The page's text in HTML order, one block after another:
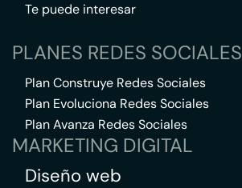
Te puede interesar
PLANES REDES SOCIALES
Plan Construye Redes Sociales
Plan Evoluciona Redes Sociales
Plan Avanza Redes Sociales
MARKETING DIGITAL
Diseño web